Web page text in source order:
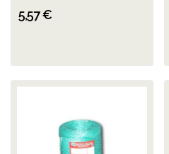
5,57 €